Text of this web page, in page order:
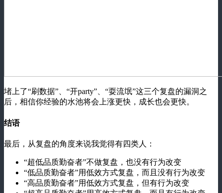
堵上了“刷数据”、“开party”、“耍流氓”这三个复盘的漏洞之
后，相信你经验的水池将会上涨更快，成长也会更快。
结语
最后，从复盘的角度来说我觉得有四类人：
“超低品质勤奋者”不做复盘，也没有行为改变
“低品质勤奋者”用低效方式复盘，而且没有行为改变
“高品质勤奋者”用低效方式复盘，但有行为改变